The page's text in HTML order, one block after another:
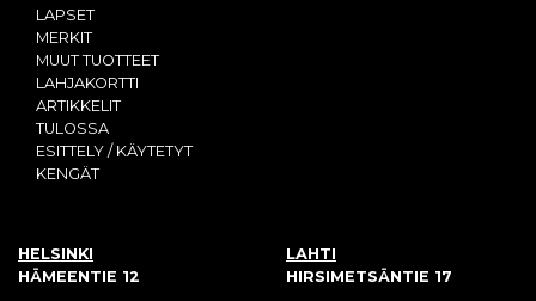
LAPSET
MERKIT
MUUT TUOTTEET
LAHJAKORTTI
ARTIKKELIT
TULOSSA
ESITTELY / KÄYTETYT
KENGÄT
HELSINKI
HÄMEENTIE 12
LAHTI
HIRSIMETSÄNTIE 17